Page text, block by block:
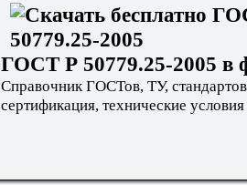
ГОСТ Р 50779.25-2005 в
Справочник ГОСТов, ТУ,
сертификация, технические условия